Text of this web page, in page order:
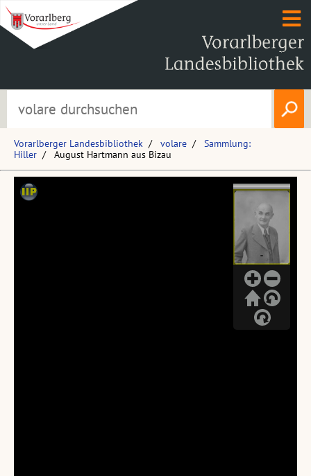
Vorarlberger Landesbibliothek volare
Sammlung:
Hiller
August Hartmann aus Bizau